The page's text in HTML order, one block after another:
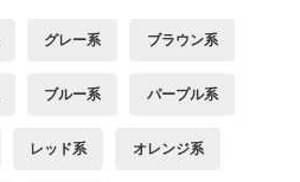
グレー系 ブラウン系
ブルー系 パープル系
レッド系 オレンジ系